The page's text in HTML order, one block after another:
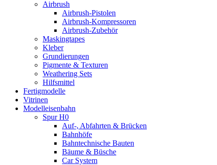
Airbrush
Airbrush-Pistolen
Airbrush-Kompressoren
Airbrush-Zubehör
Maskingtapes
Kleber
Grundierungen
Pigmente & Texturen
Weathering Sets
Hilfsmittel
Fertigmodelle
Vitrinen
Modelleisenbahn
Spur H0
Auf-, Abfahrten & Brücken
Bahnhöfe
Bahntechnische Bauten
Bäume & Büsche
Car System